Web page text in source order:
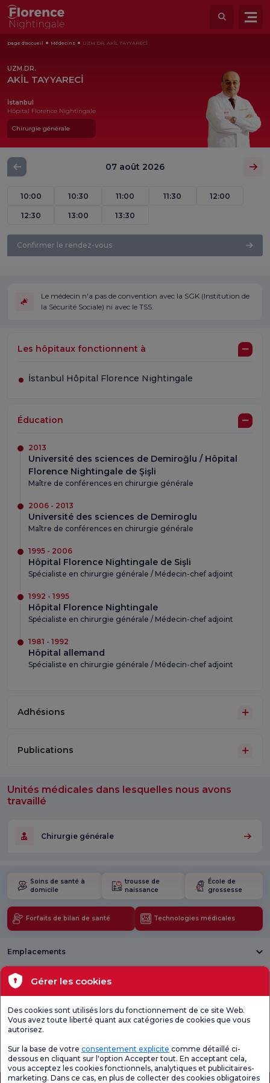
page d'accueil Médecins UZM.DR. AKİL TAYYARECİ
UZM.DR.
AKİL TAYYARECİ
İstanbul
Hôpital Florence Nightingale
Chirurgie générale
07 août 2026
10:00 10:30 11:00 11:30 12:00
12:30 13:00 13:30
Confirmer le rendez-vous
Le médecin n'a pas de convention avec la SGK (Institution de
la Sécurité Sociale) ni avec le TSS.
Les hôpitaux fonctionnent à
İstanbul Hôpital Florence Nightingale
Éducation
2013
Université des sciences de Demiroğlu / Hôpital
Florence Nightingale de Şişli
Maître de conférences en chirurgie générale
2006 - 2013
Université des sciences de Demiroglu
Maître de conférences en chirurgie générale
1995 - 2006
Hôpital Florence Nightingale de Sişli
Spécialiste en chirurgie générale / Médecin-chef adjoint
1992 - 1995
Hôpital Florence Nightingale
Spécialiste en chirurgie générale / Médecin-chef adjoint
1981 - 1992
Hôpital allemand
Spécialiste en chirurgie générale / Médecin-chef adjoint
Adhésions
Publications
Unités médicales dans lesquelles nous avons
travaillé
Chirurgie générale
Soins de santé à
domicile
trousse de
naissance
École de
grossesse
Forfaits de bilan de santé Technologies médicales
Emplacements
Santé actuelle
Unités médicales
générale de
satisfaction
questionnaire de
satisfaction.
satisfaction sur
les promotions
Gérer les cookies
Des cookies sont utilisés lors du fonctionnement de ce site Web.
Vous avez toute liberté quant aux catégories de cookies que vous
autorisez.
Sur la base de votre consentement explicite comme détaillé ci-
dessous en cliquant sur l'option Accepter tout. En acceptant cela,
vous acceptez les cookies fonctionnels, analytiques et publicitaires-
marketing. Dans ce cas, en plus de collecter des cookies obligatoires